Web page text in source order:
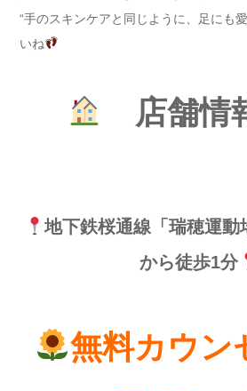
“手のスキンケアと同じように、足にも
いね
店舗情
地下鉄桜通線「瑞穂運動
から徒歩1分
無料カウン